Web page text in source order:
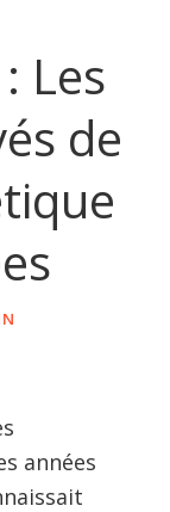
Les
de
années